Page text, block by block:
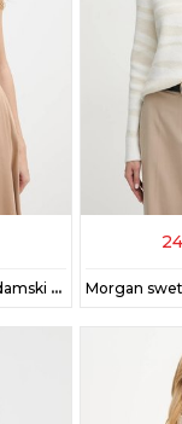
Guess kamizelka MEI damski kolor beżowy ciepły z golfem W5BR57 Z3BH0